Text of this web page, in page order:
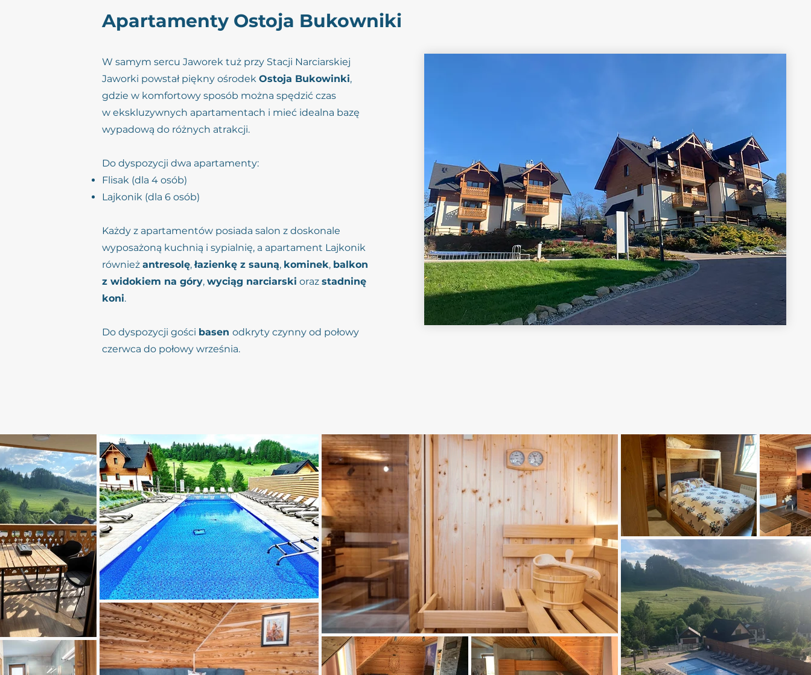
Apartamenty Ostoja Bukowniki
W samym sercu Jaworek tuż przy Stacji Narciarskiej
Jaworki powstał piękny ośrodek Ostoja Bukowinki,
gdzie w komfortowy sposób można spędzić czas
w ekskluzywnych apartamentach i mieć idealna bazę
wypadową do różnych atrakcji.
Do dyspozycji dwa apartamenty:
Flisak (dla 4 osób)
Lajkonik (dla 6 osób)
Każdy z apartamentów posiada salon z doskonale
wyposażoną kuchnią i sypialnię, a apartament Lajkonik
również antresolę,łazienkę z sauną, kominek, balkon
z widokiem na góry, wyciąg narciarski oraz stadninę
koni.
Do dyspozycji gości basen odkryty czynny od połowy
czerwca do połowy września.